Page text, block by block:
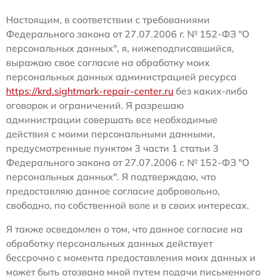
Настоящим, в соответствии с требованиями
Федерального закона от 27.07.2006 г. № 152-ФЗ "О
персональных данных", я, нижеподписавшийся,
выражаю свое согласие на обработку моих
персональных данных администрацией ресурса
https://krd.sightmark-repair-center.ru без каких-либо
оговорок и ограничений. Я разрешаю
администрации совершать все необходимые
действия с моими персональными данными,
предусмотренные пунктом 3 части 1 статьи 3
Федерального закона от 27.07.2006 г. № 152-ФЗ "О
персональных данных". Я подтверждаю, что
предоставляю данное согласие добровольно,
свободно, по собственной воле и в своих интересах.
Я также осведомлен о том, что данное согласие на
обработку персональных данных действует
бессрочно с момента предоставления моих данных и
может быть отозвано мной путем подачи письменного